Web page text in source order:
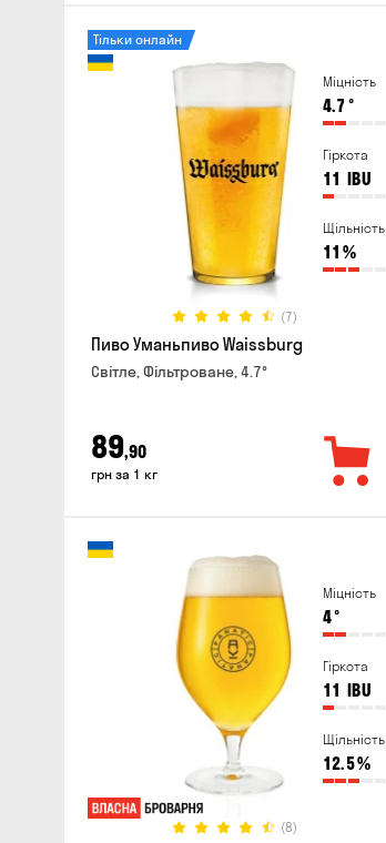
Міцність
4.7°
Гіркота
11 IBU
Щільність
11 %
(7)
Тільки онлайн
Пиво Уманьпиво Waissburg
Світле, Фільтроване, 4.7°
89,90
грн за 1 кг
Міцність
4°
Гіркота
11 IBU
Щільність
12.5%
(8)